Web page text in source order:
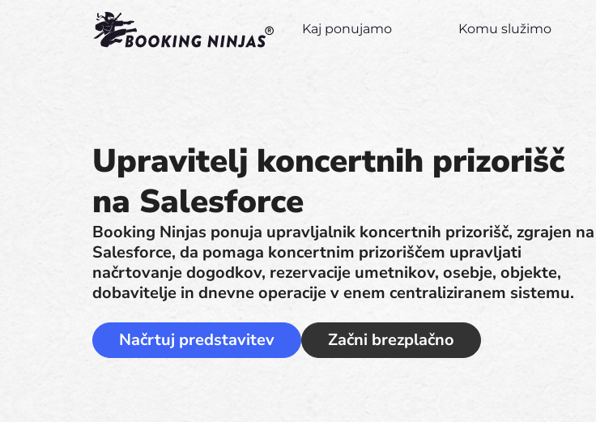
Kaj ponujamo Komu služimo
Upravitelj koncertnih prizorišč
na Salesforce
Booking Ninjas ponuja upravljalnik koncertnih prizorišč, zgrajen na
Salesforce, da pomaga koncertnim prizoriščem upravljati
načrtovanje dogodkov, rezervacije umetnikov, osebje, objekte,
dobavitelje in dnevne operacije v enem centraliziranem sistemu.
Načrtuj predstavitev Začni brezplačno